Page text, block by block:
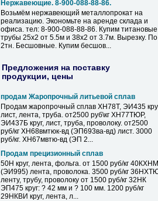
Нержавеющие. 8-900-088-88-86.
Возьмём нержавеющий металлопрокат на
реализацию. Экономьте на аренде склада и
офиса. тел: 8-900-088-88-86. Купим титановые
трубы 25х2 от 5.5м и 38х2 от 3.7м. Вырезку. По
2тн. Бесшовные. Купим бесшов...
Предложения на поставку
продукции, цены
продам Жаропрочный литьевой сплав
Продам жаропрочный сплав ХН78Т, ЭИ435
лист, лента, труба. от2500 руб\кг ХН77ТЮР,
ЭИ437Б круг, лист, труба, проволоку. от2500
руб/кг ХН68вмтюк-вд (ЭП693ва-вд) лист. 3000
руб/кг. ХН67мвтю-вд (ЭП 2...
Продам прецизионный сплав
50Н круг, лента, фольга. от 1500 руб/кг 40КХНМ
(ЭИ995) лента, проволока. 3500 руб/кг
ленту, трубу, проволоку от 1500 руб/кг 32НК
ЭП475 круг: ? 42 мм и ? 100 мм. 1200 руб/кг
29НКВИ круг, лента, л...